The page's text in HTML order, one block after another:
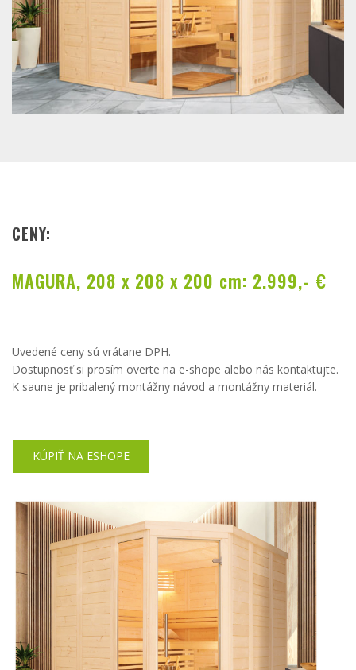
CENY:
MAGURA, 208 x 208 x 200 cm: 2.999,- €
Uvedené ceny sú vrátane DPH.
Dostupnosť si prosím overte na e-shope alebo nás kontaktujte.
K saune je pribalený montážny návod a montážny materiál.
KÚPIŤ NA ESHOPE